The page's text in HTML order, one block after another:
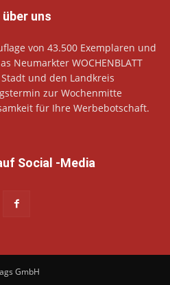
über uns
von 43.500 Exemplaren und
Neumarkter WOCHENBLATT
und den Landkreis
zur Wochenmitte
für Ihre Werbebotschaft.
Social -Media
GmbH